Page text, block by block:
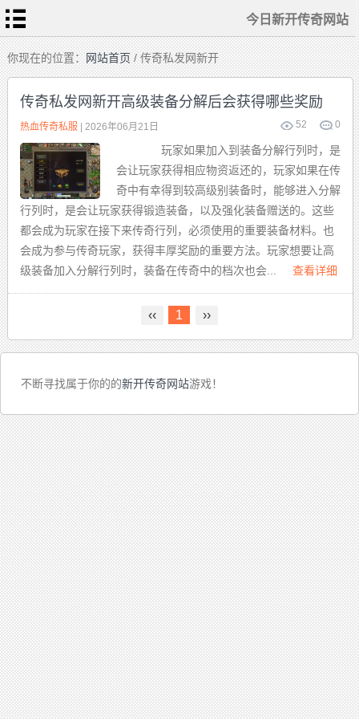
今日新开传奇网站
首
页
今
日
新
开
传
奇
网
站
热
血
传
奇
私
服
传
奇
sf
发
布
站
新
开
合
击
传
奇
你现在的位置：网站首页/ 传奇私发网新开
传奇私发网新开高级装备分解后会获得哪些奖励
52 0
热血传奇私服 | 2026年06月21日
玩家如果加入到装备分解行列时，是
会让玩家获得相应物资返还的，玩家如果在传
奇中有幸得到较高级别装备时，能够进入分解
行列时，是会让玩家获得锻造装备，以及强化装备赠送的。这些
都会成为玩家在接下来传奇行列，必须使用的重要装备材料。也
会成为参与传奇玩家，获得丰厚奖励的重要方法。玩家想要让高
级装备加入分解行列时，装备在传奇中的档次也会...
查看详细
‹‹ 1 ››
不断寻找属于你的的新开传奇网站游戏！